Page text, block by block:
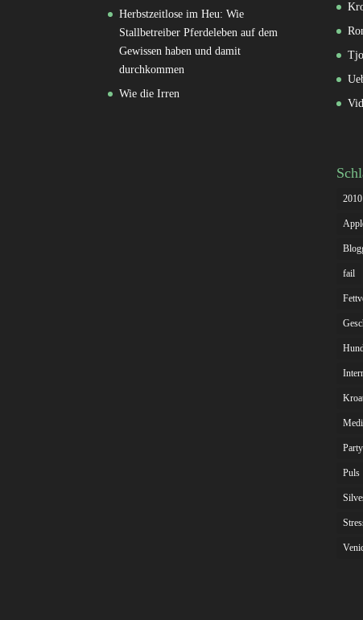
Herbstzeitlose im Heu: Wie
Stallbetreiber Pferdeleben auf dem
Gewissen haben und damit
durchkommen
Wie die Irren
2010
fail
Party
Puls